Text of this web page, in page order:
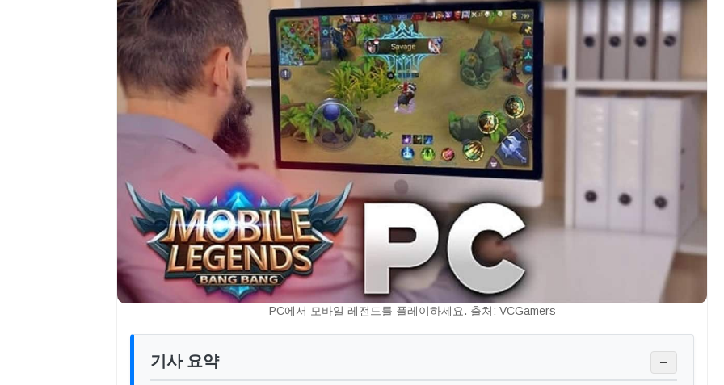
PC에서 모바일 레전드를 플레이하세요. 출처: VCGamers
기사 요약 −